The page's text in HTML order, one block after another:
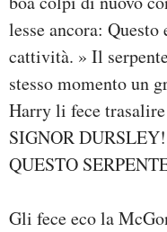
lesse ancora:
cattività. » Il
stesso momento un
Harry li fece
SIGNOR
QUESTO
Gli fece eco la